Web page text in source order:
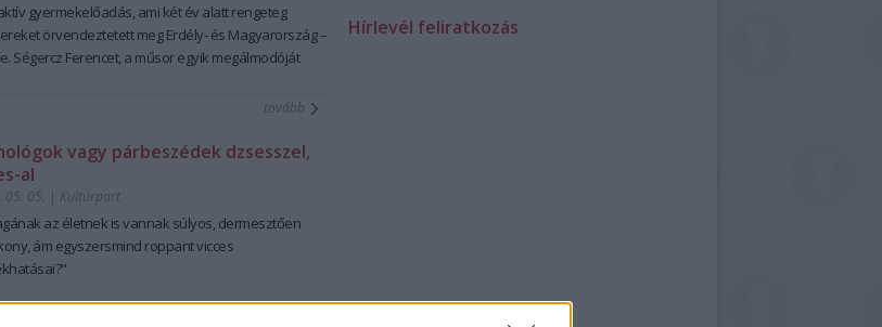
gyermekelőadás, ami két év alatt rengeteg
örvendeztetett meg Erdély- és Magyarország –
Ségercz Ferencet, a műsor egyik megálmodóját
tovább
vagy párbeszédek dzsesszel,
al
05. | Kultúrpart
az életnek is vannak súlyos, dermesztően
ám egyszersmind roppant vicces
Hírlevél feliratkozás